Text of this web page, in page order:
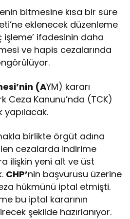
bitmesine kısa bir süre
eklenecek düzenleme
işleme’ ifadesinin daha
ve hapis cezalarında
(AYM) kararı
Ceza Kanunu’nda (TCK)
yapılacak.
birlikte örgüt adına
cezalarda indirime
ilişkin yeni alt ve üst
CHP’nin başvurusu üzerine
hükmünü iptal etmişti.
bu iptal kararının
şekilde hazırlanıyor.